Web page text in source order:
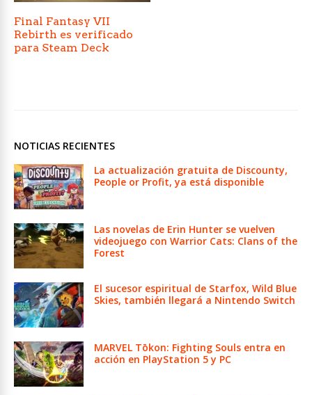
Final Fantasy VII
Rebirth es verificado
para Steam Deck
NOTICIAS RECIENTES
La actualización gratuita de Discounty,
People or Profit, ya está disponible
Las novelas de Erin Hunter se vuelven
videojuego con Warrior Cats: Clans of the
Forest
El sucesor espiritual de Starfox, Wild Blue
Skies, también llegará a Nintendo Switch
MARVEL Tōkon: Fighting Souls entra en
acción en PlayStation 5 y PC